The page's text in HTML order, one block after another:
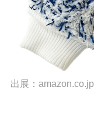
出展： amazon.co.jp